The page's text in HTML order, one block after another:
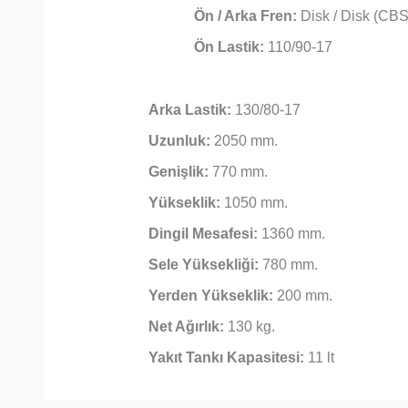
Ön / Arka Fren: Disk / Disk
Ön Lastik: 110/90-17
Arka Lastik: 130/80-17
Uzunluk: 2050 mm.
Genişlik: 770 mm.
Yükseklik: 1050 mm.
Dingil Mesafesi: 1360 mm.
Sele Yüksekliği: 780 mm.
Yerden Yükseklik: 200 mm.
Net Ağırlık: 130 kg.
Yakıt Tankı Kapasitesi: 11 lt